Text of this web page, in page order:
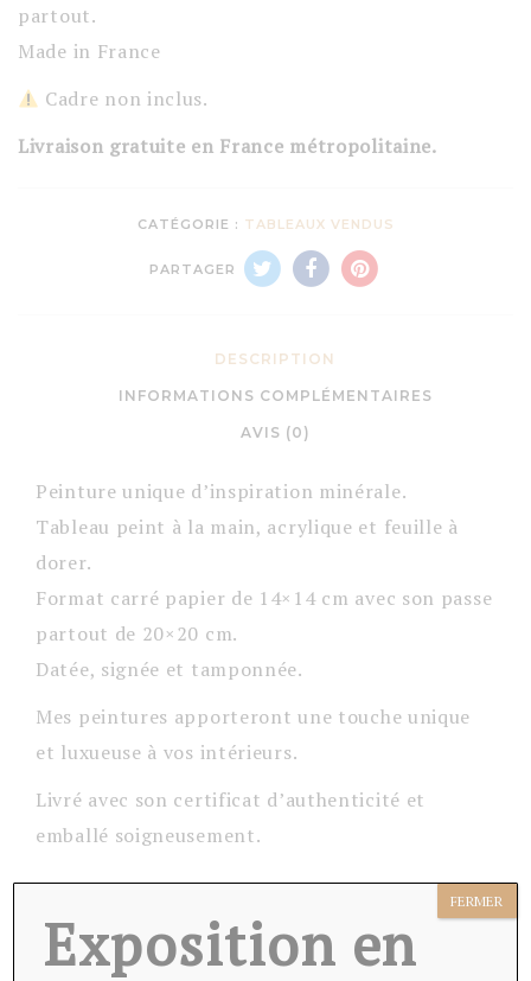
partout.
Made in France
Cadre non inclus.
Livraison gratuite en France métropolitaine.
CATÉGORIE : TABLEAUX VENDUS
PARTAGER
DESCRIPTION
INFORMATIONS COMPLÉMENTAIRES
AVIS (0)
Peinture unique d’inspiration minérale.
Tableau peint à la main, acrylique et feuille à
dorer.
Format carré papier de 14×14 cm avec son passe
partout de 20×20 cm.
Datée, signée et tamponnée.
Mes peintures apporteront une touche unique
et luxueuse à vos intérieurs.
Livré avec son certificat d’authenticité et
emballé soigneusement.
Exposition en
FERMER